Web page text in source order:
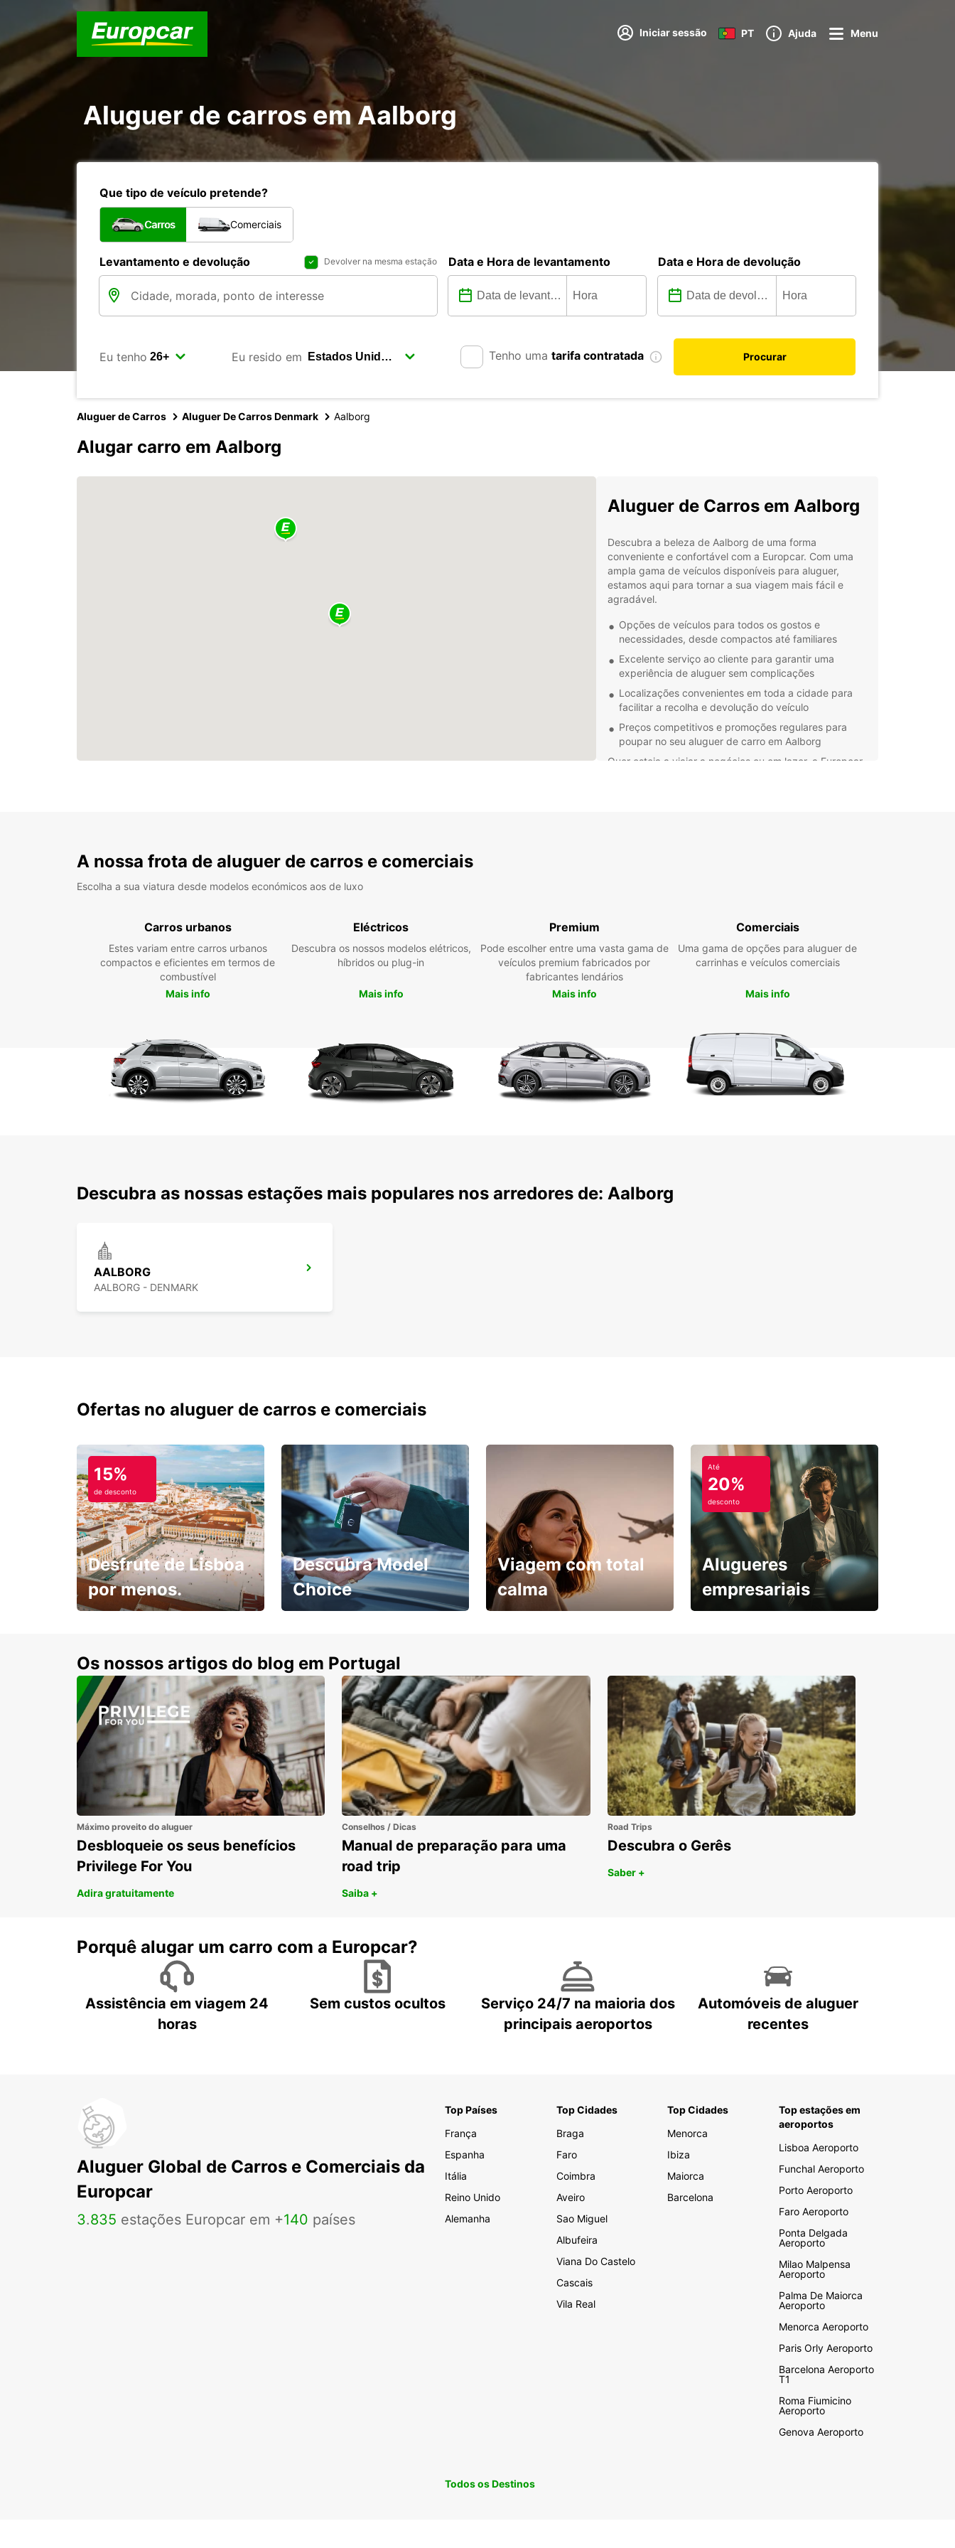
Iniciar sessão PT Ajuda Menu
Aluguer de carros em Aalborg
Que tipo de veículo pretende?
Carros Comerciais
Levantamento e devolução Devolver na mesma estação Data e Hora de levantamento Data e Hora de devolução
Eu tenho Eu resido em Tenho uma tarifa contratada Procurar
Aluguer de Carros Aluguer De Carros Denmark Aalborg
Alugar carro em Aalborg
Aluguer de Carros em Aalborg
Descubra a beleza de Aalborg de uma forma
conveniente e confortável com a Europcar. Com uma
ampla gama de veículos disponíveis para aluguer,
estamos aqui para tornar a sua viagem mais fácil e
agradável.
Opções de veículos para todos os gostos e
necessidades, desde compactos até familiares
Excelente serviço ao cliente para garantir uma
experiência de aluguer sem complicações
Localizações convenientes em toda a cidade para
facilitar a recolha e devolução do veículo
Preços competitivos e promoções regulares para
poupar no seu aluguer de carro em Aalborg
Quer esteja a viajar a negócios ou em lazer, a Europcar
A nossa frota de aluguer de carros e comerciais
Escolha a sua viatura desde modelos económicos aos de luxo
Carros urbanos
Estes variam entre carros urbanos
compactos e eficientes em termos de
combustível
Mais info
Eléctricos
Descubra os nossos modelos elétricos,
híbridos ou plug-in
Mais info
Premium
Pode escolher entre uma vasta gama de
veículos premium fabricados por
fabricantes lendários
Mais info
Comerciais
Uma gama de opções para aluguer de
carrinhas e veículos comerciais
Mais info
Descubra as nossas estações mais populares nos arredores de: Aalborg
AALBORG
AALBORG - DENMARK
Ofertas no aluguer de carros e comerciais
15%
de desconto
Desfrute de Lisboa
por menos.
Descubra Model
Choice
Viagem com total
calma
Até
20%
desconto
Alugueres
empresariais
Os nossos artigos do blog em Portugal
Máximo proveito do aluguer
Desbloqueie os seus benefícios
Privilege For You
Adira gratuitamente
Conselhos / Dicas
Manual de preparação para uma
road trip
Saiba +
Road Trips
Descubra o Gerês
Saber +
Porquê alugar um carro com a Europcar?
Assistência em viagem 24
horas
Sem custos ocultos
Serviço 24/7 na maioria dos
principais aeroportos
Automóveis de aluguer
recentes
Aluguer Global de Carros e Comerciais da
Europcar
3.835 estações Europcar em +140 países
Top Países
França
Espanha
Itália
Reino Unido
Alemanha
Top Cidades
Braga
Faro
Coimbra
Aveiro
Sao Miguel
Albufeira
Viana Do Castelo
Cascais
Vila Real
Top Cidades
Menorca
Ibiza
Maiorca
Barcelona
Top estações em
aeroportos
Lisboa Aeroporto
Funchal Aeroporto
Porto Aeroporto
Faro Aeroporto
Ponta Delgada
Aeroporto
Milao Malpensa
Aeroporto
Palma De Maiorca
Aeroporto
Menorca Aeroporto
Paris Orly Aeroporto
Barcelona Aeroporto
T1
Roma Fiumicino
Aeroporto
Genova Aeroporto
Todos os Destinos